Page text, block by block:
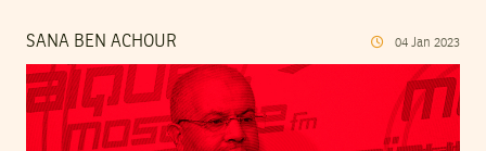
SANA BEN ACHOUR 04 Jan 2023